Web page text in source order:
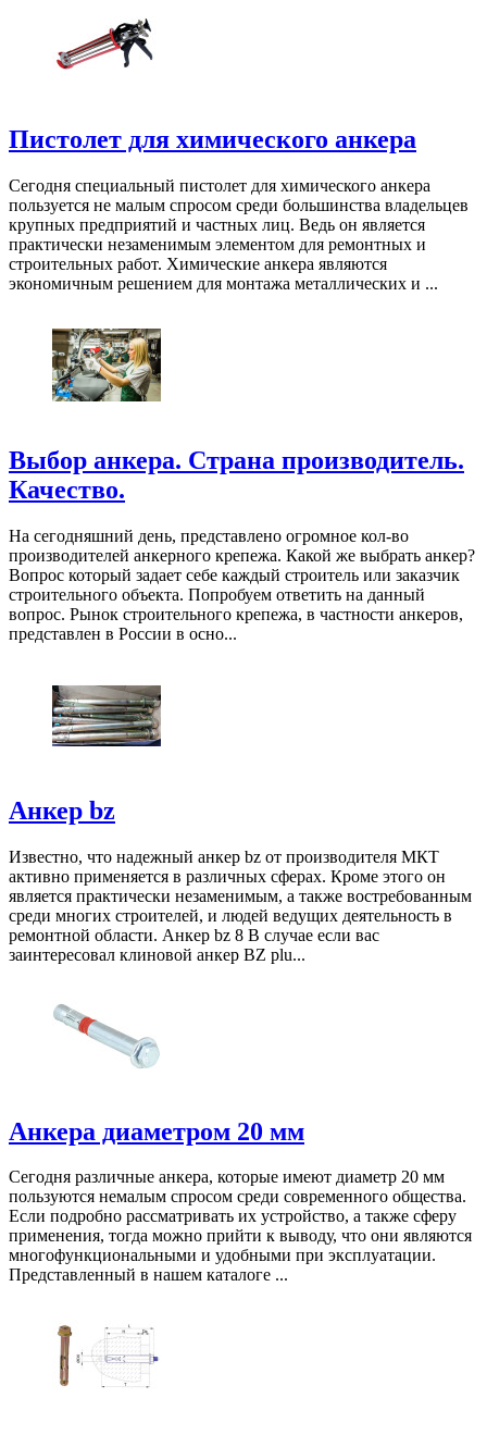
Пистолет для химического анкера
Сегодня специальный пистолет для химического анкера
пользуется не малым спросом среди большинства владельцев
крупных предприятий и частных лиц. Ведь он является
практически незаменимым элементом для ремонтных и
строительных работ. Химические анкера являются
экономичным решением для монтажа металлических и ...
Выбор анкера. Страна производитель.
Качество.
На сегодняшний день, представлено огромное кол-во
производителей анкерного крепежа. Какой же выбрать анкер?
Вопрос который задает себе каждый строитель или заказчик
строительного объекта. Попробуем ответить на данный
вопрос. Рынок строительного крепежа, в частности анкеров,
представлен в России в осно...
Анкер bz
Известно, что надежный анкер bz от производителя МКТ
активно применяется в различных сферах. Кроме этого он
является практически незаменимым, а также востребованным
среди многих строителей, и людей ведущих деятельность в
ремонтной области. Анкер bz 8 В случае если вас
заинтересовал клиновой анкер BZ plu...
Анкера диаметром 20 мм
Сегодня различные анкера, которые имеют диаметр 20 мм
пользуются немалым спросом среди современного общества.
Если подробно рассматривать их устройство, а также сферу
применения, тогда можно прийти к выводу, что они являются
многофункциональными и удобными при эксплуатации.
Представленный в нашем каталоге ...